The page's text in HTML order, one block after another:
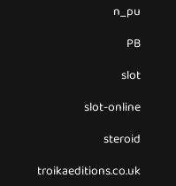
n_pu
PB
slot
slot-online
steroid
troikaeditions.co.uk